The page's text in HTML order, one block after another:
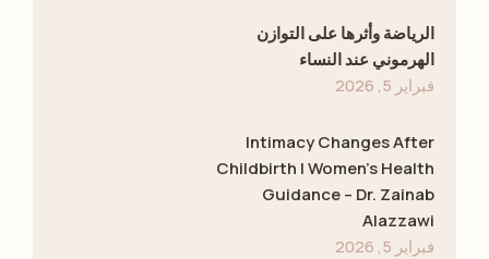
الرياضة وأثرها على التوازن
الهرموني عند النساء
فبراير 5, 2026
Intimacy Changes After
Childbirth | Women’s Health
Guidance – Dr. Zainab
Alazzawi
فبراير 5, 2026